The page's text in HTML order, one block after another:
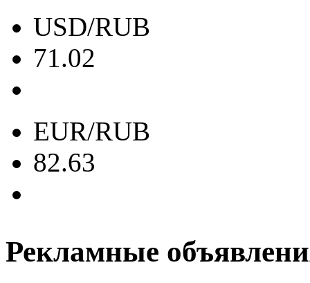
USD/RUB
71.02
EUR/RUB
82.63
Рекламные